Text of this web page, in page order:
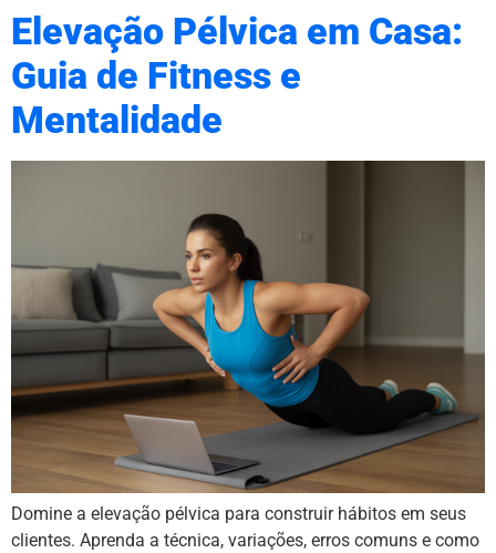
Elevação Pélvica em Casa:
Guia de Fitness e
Mentalidade
Domine a elevação pélvica para construir hábitos em seus
clientes. Aprenda a técnica, variações, erros comuns e como